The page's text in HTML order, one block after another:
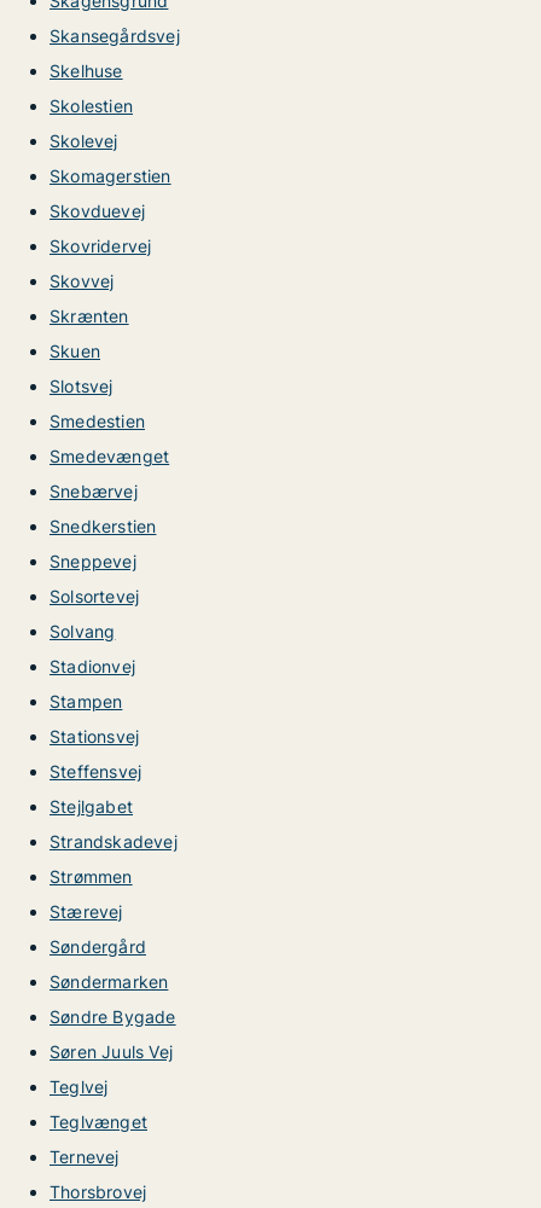
Skansegårdsvej
Skelhuse
Skolestien
Skolevej
Skomagerstien
Skovduevej
Skovridervej
Skovvej
Skrænten
Skuen
Slotsvej
Smedestien
Smedevænget
Snebærvej
Snedkerstien
Sneppevej
Solsortevej
Solvang
Stadionvej
Stampen
Stationsvej
Steffensvej
Stejlgabet
Strandskadevej
Strømmen
Stærevej
Søndergård
Søndermarken
Søndre Bygade
Søren Juuls Vej
Teglvej
Teglvænget
Ternevej
Thorsbrovej